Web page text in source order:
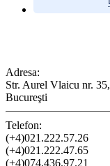
Adresa:
Str. Aurel Vlaicu nr.
Bucureşti
Telefon:
(+4)021.222.57.26
(+4)021.222.47.65
(+4)074.436.97.21